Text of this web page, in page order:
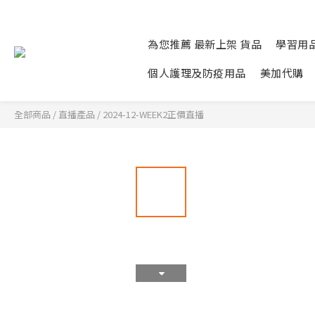
為您推薦 最新上架 貨品
學習用
個人護理及防疫用品
美加代購
全部商品 /直播產品 / 2024-12-WEEK2正價直播